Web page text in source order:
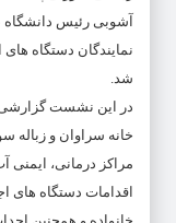
آشوبی رئیس
نمایندگان دستگاه
شد.
در این نشست گزارشی
خانه سراوان و زباله
مراکز درمانی،
اقدامات دستگاه های